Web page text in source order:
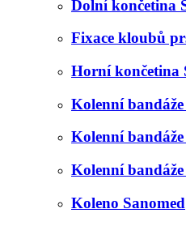
Dolní končetina
Fixace kloubů
Horní končetina
Kolenní
Kolenní
Kolenní
Koleno Sanomed